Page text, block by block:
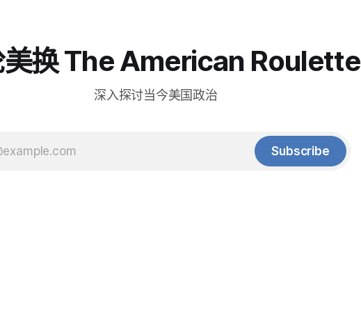
换 The American Roulette
深入探讨当今美国政治
Subscribe